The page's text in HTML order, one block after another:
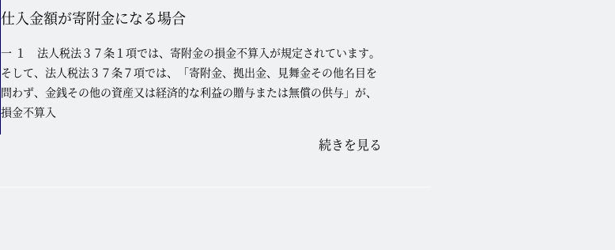
仕入金額が寄附金になる場合
一 １ 法人税法３７条１項では、寄附金の損金不算入が規定されています。
そして、法人税法３７条７項では、「寄附金、拠出金、見舞金その他名目を
問わず、金銭その他の資産又は経済的な利益の贈与または無償の供与」が、
損金不算入
続きを見る